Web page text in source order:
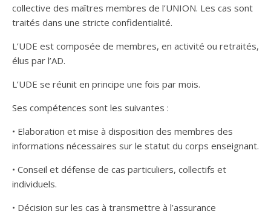
collective des maîtres membres de l’UNION. Les cas sont
traités dans une stricte confidentialité.
L’UDE est composée de membres, en activité ou retraités,
élus par l’AD.
L’UDE se réunit en principe une fois par mois.
Ses compétences sont les suivantes :
• Elaboration et mise à disposition des membres des
informations nécessaires sur le statut du corps enseignant.
• Conseil et défense de cas particuliers, collectifs et
individuels.
• Décision sur les cas à transmettre à l’assurance